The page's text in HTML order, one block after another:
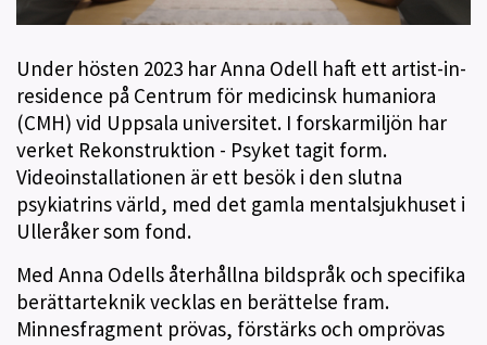
Under hösten 2023 har Anna Odell haft ett artist-in-
residence på Centrum för medicinsk humaniora
(CMH) vid Uppsala universitet. I forskarmiljön har
verket Rekonstruktion - Psyket tagit form.
Videoinstallationen är ett besök i den slutna
psykiatrins värld, med det gamla mentalsjukhuset i
Ulleråker som fond.
Med Anna Odells återhållna bildspråk och specifika
berättarteknik vecklas en berättelse fram.
Minnesfragment prövas, förstärks och omprövas